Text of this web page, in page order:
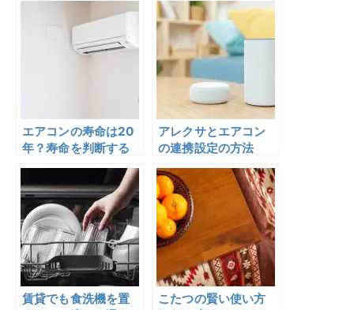
も解説
エアコンの寿命は20
年？寿命を判断する
など詳しく解説
アレクサとエアコン
の連携設定の方法
すすめエアコンも紹
介
賃貸でも食洗機を置
こたつの賢い使い方